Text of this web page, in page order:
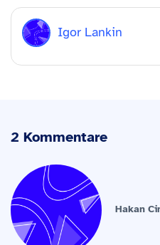
Igor Lankin
2 Kommentare
Hakan